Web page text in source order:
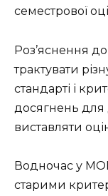
семестрової
Роз’яснення
трактувати
стандарті і
досягнень для
виставляти
Водночас у
старими